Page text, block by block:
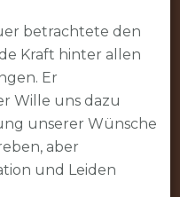
betrachtete den
Kraft hinter allen
Er
Wille uns dazu
unserer Wünsche
aber
und Leiden